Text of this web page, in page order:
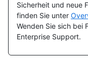
Sicherheit und neue
finden Sie unter
Wenden Sie sich bei
Enterprise Support.